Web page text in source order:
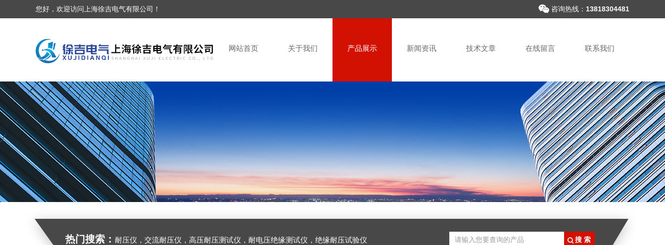
您好，欢迎访问上海徐吉电气有限公司！ 咨询热线： 13818304481
网站首页 关于我们 产品展示 新闻资讯 技术文章 在线留言 联系我们
热门搜索： 耐压仪，交流耐压仪，高压耐压测试仪，耐电压绝缘测试仪，绝缘耐压试验仪